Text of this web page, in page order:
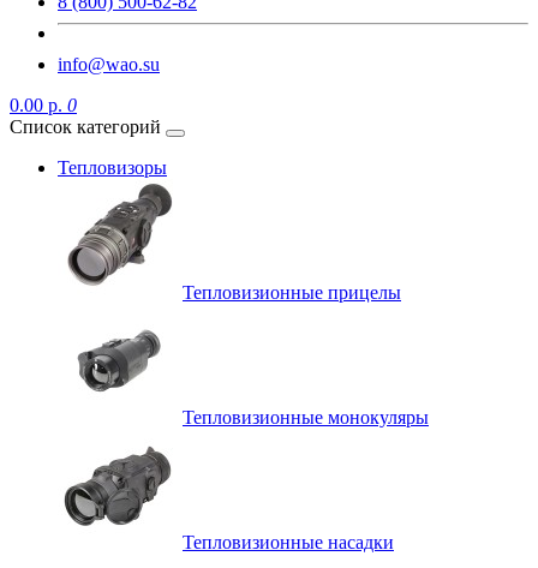
info@wao.su
0.00 р. 0
Список категорий
Тепловизоры
Тепловизионные прицелы
Тепловизионные монокуляры
Тепловизионные насадки